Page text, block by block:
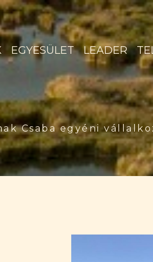
EGYESÜLET LEADER
Csaba egyéni